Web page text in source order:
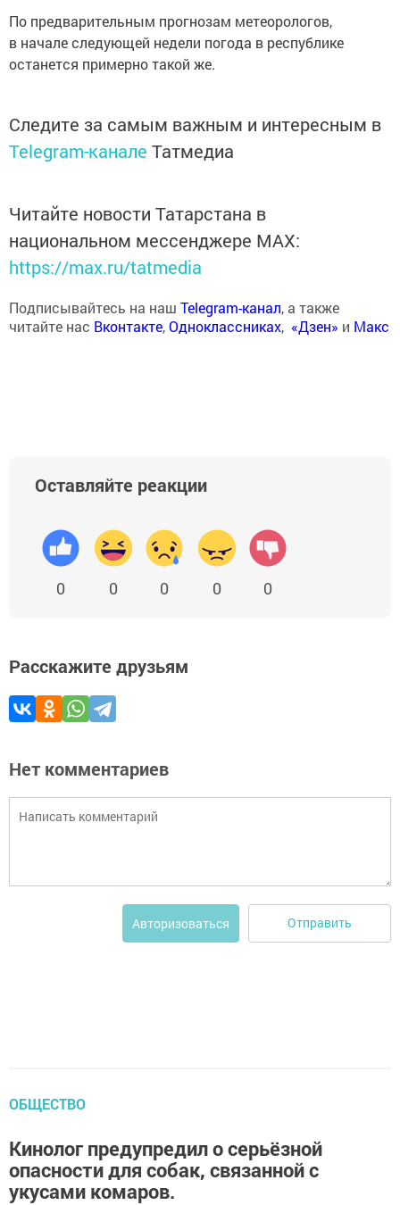
По предварительным прогнозам метеорологов,
в начале следующей недели погода в республике
останется примерно такой же.
Следите за самым важным и интересным в
Telegram-канале Татмедиа
Читайте новости Татарстана в
национальном мессенджере MАХ:
https://max.ru/tatmedia
Подписывайтесь на наш Telegram-канал, а также
читайте нас Вконтакте,Одноклассниках, «Дзен» и Макс
Оставляйте реакции
0 0 0 0 0
Расскажите друзьям
Нет комментариев
Авторизоваться Отправить
ОБЩЕСТВО
Кинолог предупредил о серьёзной
опасности для собак, связанной с
укусами комаров.